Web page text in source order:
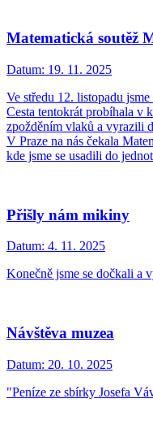
Matematická soutěž
Datum: 19. 11. 2025
Ve středu 12. listopadu
Cesta tentokrát probíhala v
zpožděním vlaků a vyrazili
V Praze na nás čekala
kde jsme se usadili do
Přišly nám mikiny
Datum: 4. 11. 2025
Konečně jsme se dočkali a
Návštěva muzea
Datum: 20. 10. 2025
"Peníze ze sbírky Josefa